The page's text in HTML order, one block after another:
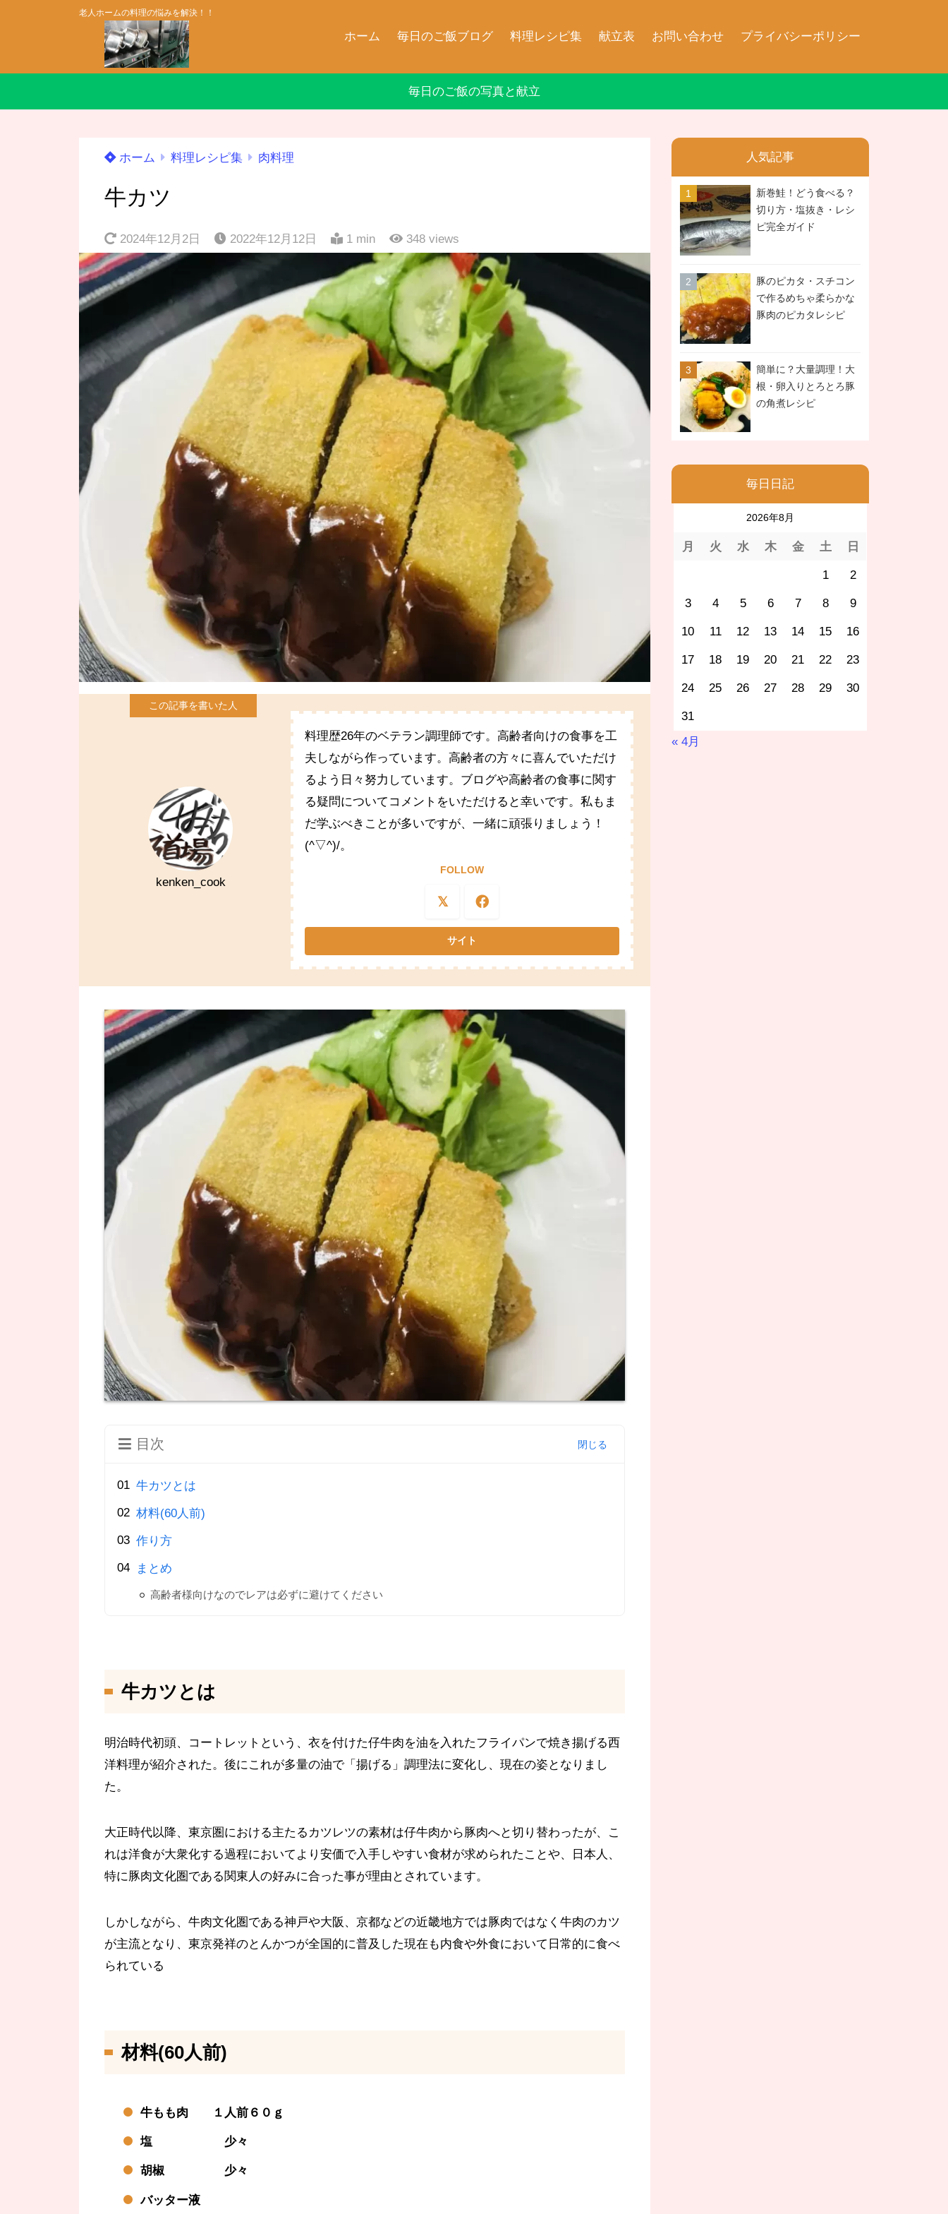
老人ホームの料理の悩みを解決！！
ホーム 毎日のご飯ブログ 料理レシピ集 献立表 お問い合わせ プライバシーポリシー
毎日のご飯の写真と献立
ホーム 料理レシピ集 肉料理
牛カツ
2024年12月2日 2022年12月12日 1 min 348 views
kenken_cook
料理歴26年のベテラン調理師です。高齢者向けの食事を工
夫しながら作っています。高齢者の方々に喜んでいただけ
るよう日々努力しています。ブログや高齢者の食事に関す
る疑問についてコメントをいただけると幸いです。私もま
だ学ぶべきことが多いですが、一緒に頑張りましょう！
(^▽^)/。
FOLLOW
目次
牛カツとは
材料(60人前)
作り方
まとめ
高齢者様向けなのでレアは必ずに避けてください
牛カツとは
明治時代初頭、コートレットという、衣を付けた仔牛肉を油を入れたフライパンで焼き揚げる西
洋料理が紹介された。後にこれが多量の油で「揚げる」調理法に変化し、現在の姿となりまし
た。
大正時代以降、東京圏における主たるカツレツの素材は仔牛肉から豚肉へと切り替わったが、こ
れは洋食が大衆化する過程においてより安価で入手しやすい食材が求められたことや、日本人、
特に豚肉文化圏である関東人の好みに合った事が理由とされています。
しかしながら、牛肉文化圏である神戸や大阪、京都などの近畿地方では豚肉ではなく牛肉のカツ
が主流となり、東京発祥のとんかつが全国的に普及した現在も内食や外食において日常的に食べ
られている
材料(60人前)
牛もも肉 １人前６０ｇ
塩 少々
胡椒 少々
バッター液
人気記事
新巻鮭！どう食べる？
切り方・塩抜き・レシ
ピ完全ガイド
豚のピカタ・スチコン
で作るめちゃ柔らかな
豚肉のピカタレシピ
簡単に？大量調理！大
根・卵入りとろとろ豚
の角煮レシピ
毎日日記
2026年8月
月 火 水 木 金 土 日
1 2
3 4 5 6 7 8 9
10 11 12 13 14 15 16
17 18 19 20 21 22 23
24 25 26 27 28 29 30
31
« 4月